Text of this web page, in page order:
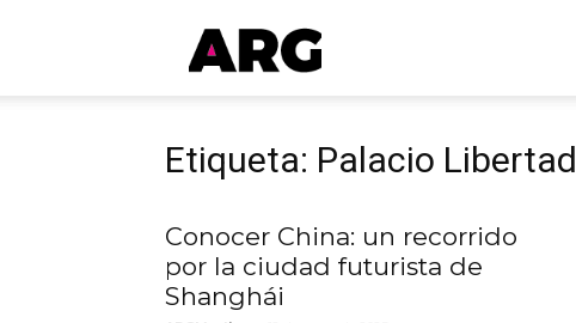
ARGmedios
Etiqueta: Palacio Libertad
Conocer China: un recorrido
por la ciudad futurista de
Shanghái